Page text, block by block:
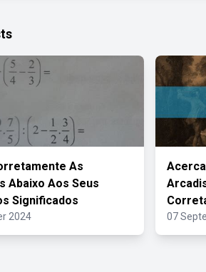
As
Abaixo Aos Seus
Significados
2024 07